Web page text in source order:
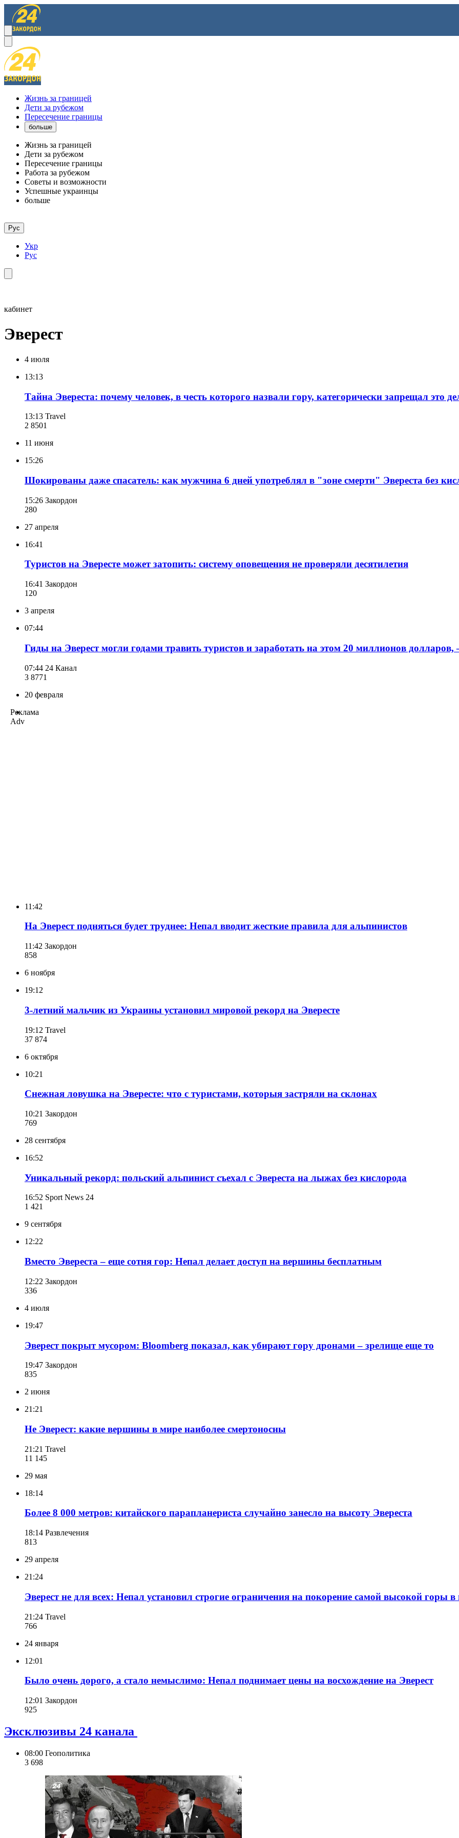
Жизнь за границей
Дети за рубежом
Пересечение границы
больше
Жизнь за границей
Дети за рубежом
Пересечение границы
Работа за рубежом
Советы и возможности
Успешные украинцы
больше
Рус
Укр
Рус
кабинет
Эверест
4 июля
13:13
Тайна Эвереста: почему человек, в честь которого назвали гору, категорически запрещал это
13:13 Travel
2 8501
11 июня
15:26
Шокированы даже спасатель: как мужчина 6 дней употреблял в "зоне смерти" Эвереста без
15:26 Закордон
280
27 апреля
16:41
Туристов на Эвересте может затопить: систему оповещения не проверяли десятилетия
16:41 Закордон
120
3 апреля
07:44
Гиды на Эверест могли годами травить туристов и заработать на этом 20 миллионов
07:44 24 Канал
3 8771
20 февраля
Реклама
Adv
11:42
На Эверест подняться будет труднее: Непал вводит жесткие правила для альпинистов
11:42 Закордон
858
6 ноября
19:12
3-летний мальчик из Украины установил мировой рекорд на Эвересте
19:12 Travel
37 874
6 октября
10:21
Снежная ловушка на Эвересте: что с туристами, которыя застряли на склонах
10:21 Закордон
769
28 сентября
16:52
Уникальный рекорд: польский альпинист съехал с Эвереста на лыжах без кислорода
16:52 Sport News 24
1 421
9 сентября
12:22
Вместо Эвереста – еще сотня гор: Непал делает доступ на вершины бесплатным
12:22 Закордон
336
4 июля
19:47
Эверест покрыт мусором: Bloomberg показал, как убирают гору дронами – зрелище еще то
19:47 Закордон
835
2 июня
21:21
Не Эверест: какие вершины в мире наиболее смертоносны
21:21 Travel
11 145
29 мая
18:14
Более 8 000 метров: китайского парапланериста случайно занесло на высоту Эвереста
18:14 Развлечения
813
29 апреля
21:24
Эверест не для всех: Непал установил строгие ограничения на покорение самой высокой горы в
21:24 Travel
766
24 января
12:01
Было очень дорого, а стало немыслимо: Непал поднимает цены на восхождение на Эверест
12:01 Закордон
925
Эксклюзивы 24 канала
08:00 Геополитика
3 698